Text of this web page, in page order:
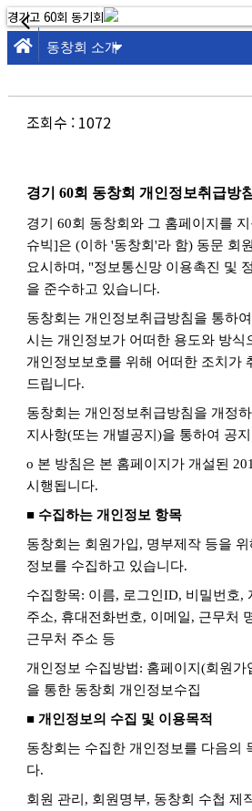
경기고 60회 동기회
조회수 : 1072
경기 60회 동창회 개인정보취급방
경기 60회 동창회와 그 홈페이지를
슈빅]은(이하 '동창회'라 함) 동문 회
요시하며, "정보통신망 이용촉진 및
을 준수하고 있습니다.
동창회는 개인정보취급방침을 통하
시는 개인정보가 어떠한 용도와 방식
개인정보보호를 위해 어떠한 조치가
드립니다.
동창회는 개인정보취급방침을 개정
지사항(또는 개별공지)을 통하여 공
ο 본 방침은 본 홈페이지가 개설된
시행됩니다.
■ 수집하는 개인정보 항목
동창회는 회원가입, 명부제작 등을
정보를 수집하고 있습니다.
수집항목: 이름, 로그인ID, 비밀번호,
주소, 휴대전화번호, 이메일, 근무처
근무처 주소 등
개인정보 수집방법: 홈페이지(회원가
을 통한 동창회 개인정보수집
■ 개인정보의 수집 및 이용목적
동창회는 수집한 개인정보를 다음의
다.
회원 관리, 회원명부, 동창회 수첩 제